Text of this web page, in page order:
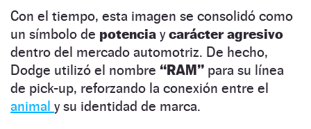
Con el tiempo, esta imagen se consolidó como
un símbolo de potencia ycarácter agresivo
dentro del mercado automotriz. De hecho,
Dodge utilizó el nombre “RAM” para su línea
de pick-up, reforzando la conexión entre el
animal y su identidad de marca.